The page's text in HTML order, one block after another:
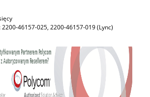
46157-025, 2200-46157-019 (Lync)